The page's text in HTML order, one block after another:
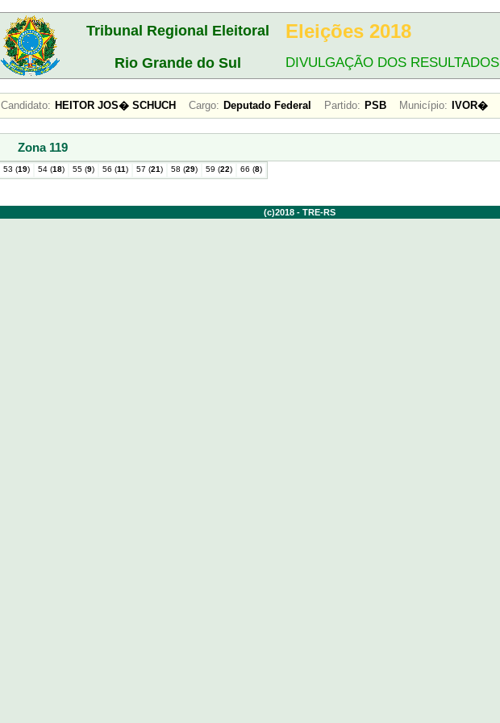
Tribunal Regional Eleitoral Eleições 2018
Rio Grande do Sul DIVULGAÇÃO DOS RESULTADOS
Candidato: HEITOR JOS� SCHUCH Cargo: Deputado Federal Partido: PSB Município: IVOR�
Zona 119
53 (19) 54 (18) 55 (9) 56 (11) 57 (21) 58 (29) 59 (22) 66 (8)
(c)2018 - TRE-RS